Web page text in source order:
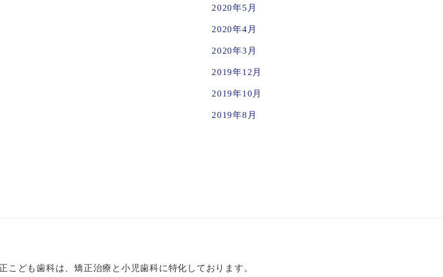
2020年5月
2020年4月
2020年3月
2019年12月
2019年10月
2019年8月
こども歯科は、矯正治療と小児歯科に特化しております。